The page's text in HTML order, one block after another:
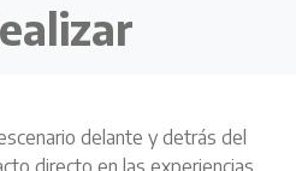
delante y detrás del
directo en las experiencias